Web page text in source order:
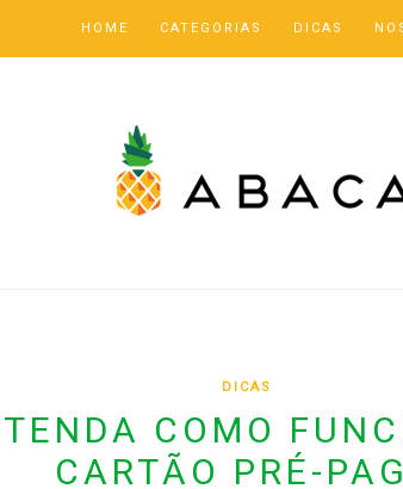
HOME CATEGORIAS DICAS
DICAS
COMO
CARTÃO PRÉ-